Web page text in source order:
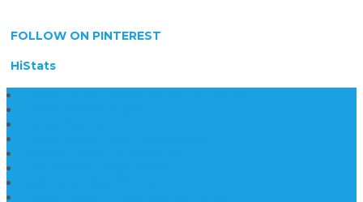
FOLLOW ON PINTEREST
HiStats